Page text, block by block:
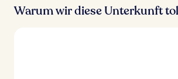
Warum wir diese Unterkunft